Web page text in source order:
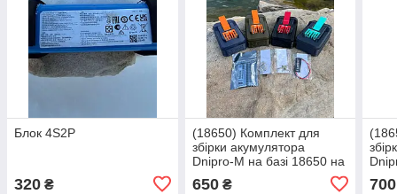
Блок 4S2P
320 ₴
(18650) Комплект для
збірки акумулятора
Dnipro-M на базі 18650 на
650₴ 700